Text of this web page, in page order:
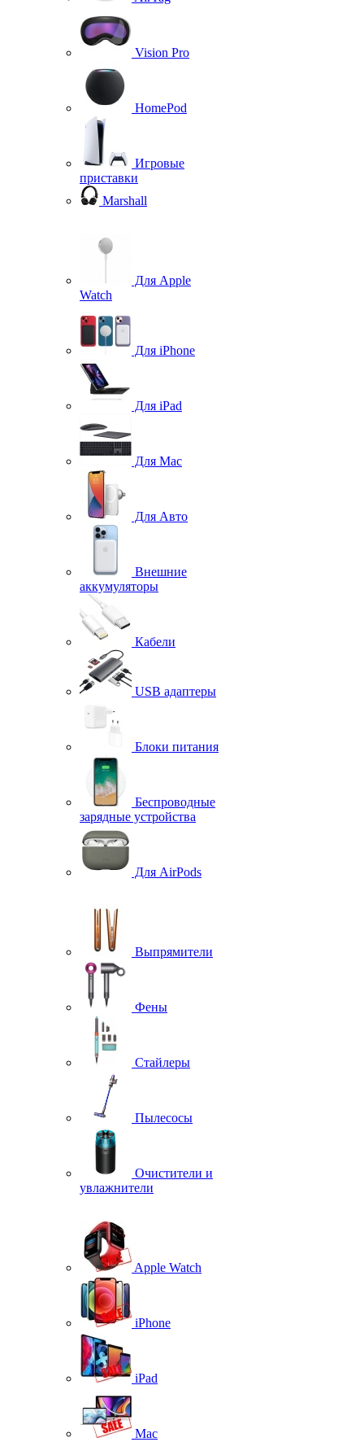
Vision Pro
HomePod
Игровые
приставки
Marshall
Для Apple
Watch
Для iPhone
Для iPad
Для Mac
Для Авто
Внешние
аккумуляторы
Кабели
USB адаптеры
Блоки питания
Беспроводные
зарядные устройства
Для AirPods
Выпрямители
Фены
Стайлеры
Пылесосы
Очистители и
увлажнители
Apple Watch
iPhone
iPad
Mac